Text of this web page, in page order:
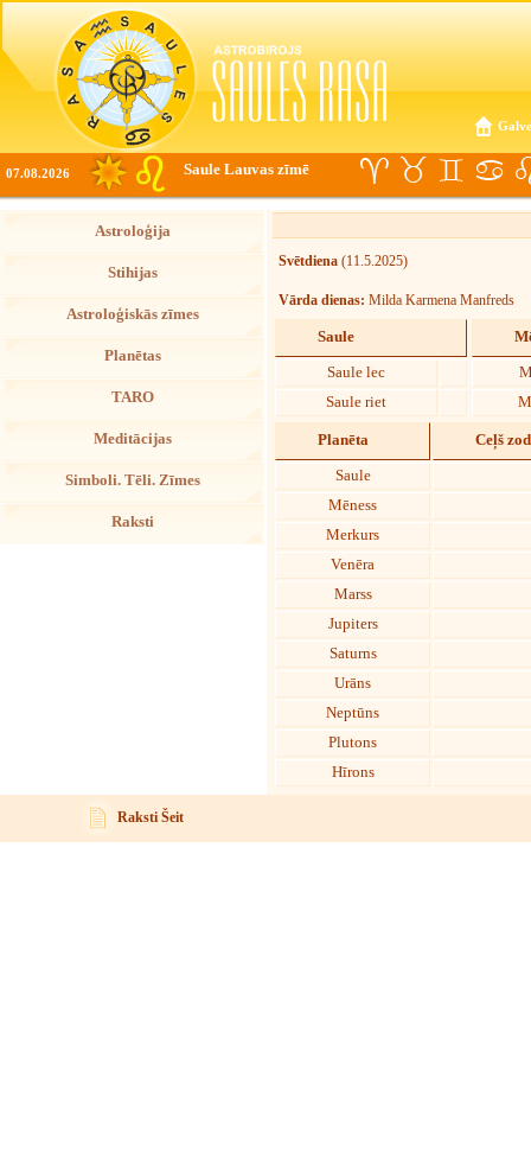
07.08.2026 Saule Lauvas zīmē
Astroloģija
Stihijas
Astroloģiskās zīmes
Planētas
TARO
Meditācijas
Simboli. Tēli. Zīmes
Raksti
Svētdiena (11.5.2025)
Vārda dienas: Milda Karmena Manfreds
Saule
Saule lec
Saule riet
Planēta Ceļš
Saule
Mēness
Merkurs
Venēra
Marss
Jupiters
Saturns
Urāns
Neptūns
Plutons
Hīrons
Raksti Šeit